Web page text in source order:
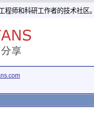
程师和科研工作者的技术社区